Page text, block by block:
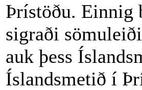
Þrístöðu. Einnig
sigraði
auk þess
Íslandsmetið í